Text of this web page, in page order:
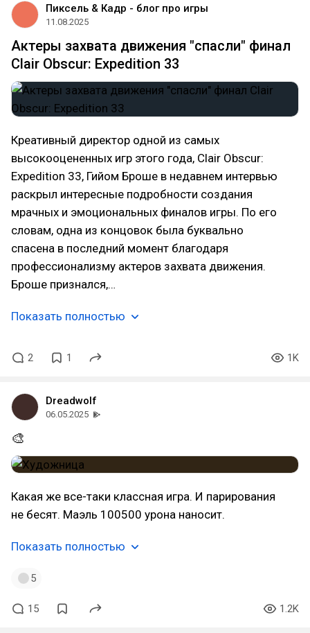
Пиксель & Кадр - блог про игры
11.08.2025
Актеры захвата движения "спасли" финал
Clair Obscur: Expedition 33
Креативный директор одной из самых
высокооцененных игр этого года, Clair Obscur:
Expedition 33, Гийом Броше в недавнем интервью
раскрыл интересные подробности создания
мрачных и эмоциональных финалов игры. По его
словам, одна из концовок была буквально
спасена в последний момент благодаря
профессионализму актеров захвата движения.
Броше признался,…
Показать полностью
2 1 1K
Dreadwolf
06.05.2025
🎨
Какая же все-таки классная игра. И парирования
не бесят. Маэль 100500 урона наносит.
Показать полностью
5
15 1.2K